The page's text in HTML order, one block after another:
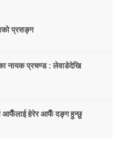
प्रसङ्ग
नायक प्रचण्ड : लेवाडेदेखि
आफैँलाई हेरेर आफैँ दङ्ग हुन्छु